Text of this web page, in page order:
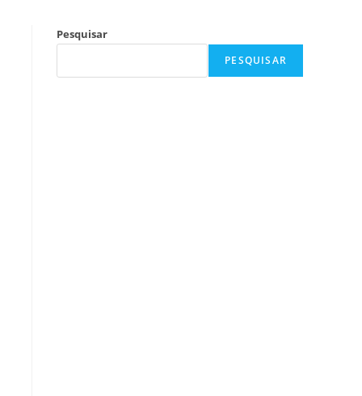
Pesquisar
PESQUISAR